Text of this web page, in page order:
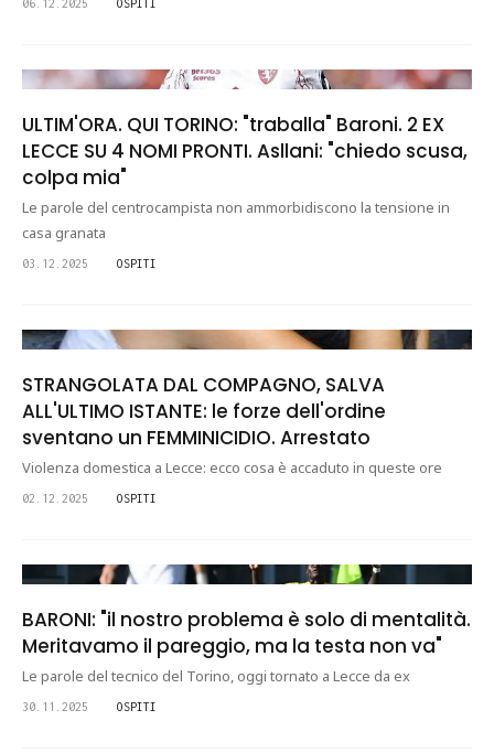
06.12.2025 OSPITI
ULTIM'ORA. QUI TORINO: "traballa" Baroni. 2 EX
LECCE SU 4 NOMI PRONTI. Asllani: "chiedo scusa,
colpa mia"
Le parole del centrocampista non ammorbidiscono la tensione in
casa granata
03.12.2025 OSPITI
STRANGOLATA DAL COMPAGNO, SALVA
ALL'ULTIMO ISTANTE: le forze dell'ordine
sventano un FEMMINICIDIO. Arrestato
Violenza domestica a Lecce: ecco cosa è accaduto in queste ore
02.12.2025 OSPITI
BARONI: "il nostro problema è solo di mentalità.
Meritavamo il pareggio, ma la testa non va"
Le parole del tecnico del Torino, oggi tornato a Lecce da ex
30.11.2025 OSPITI